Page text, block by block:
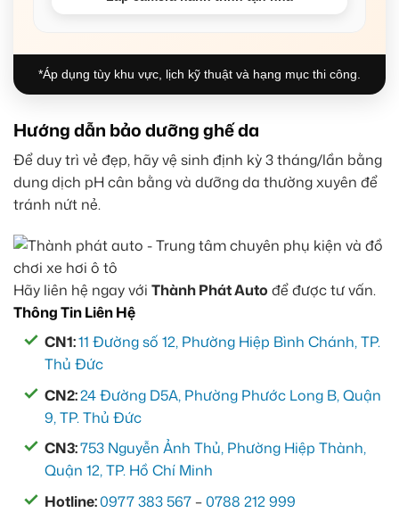
*Áp dụng tùy khu vực, lịch kỹ thuật và hạng mục thi công.
Hướng dẫn bảo dưỡng ghế da
Để duy trì vẻ đẹp, hãy vệ sinh định kỳ 3 tháng/lần bằng
dung dịch pH cân bằng và dưỡng da thường xuyên để
tránh nứt nẻ.
Hãy liên hệ ngay với Thành Phát Auto để được tư vấn.
Thông Tin Liên Hệ
CN1:11 Đường số 12, Phường Hiệp Bình Chánh, TP.
Thủ Đức
CN2:24 Đường D5A, Phường Phước Long B, Quận
9, TP. Thủ Đức
CN3:753 Nguyễn Ảnh Thủ, Phường Hiệp Thành,
Quận 12, TP. Hồ Chí Minh
Hotline:0977 383 567 –0788 212 999